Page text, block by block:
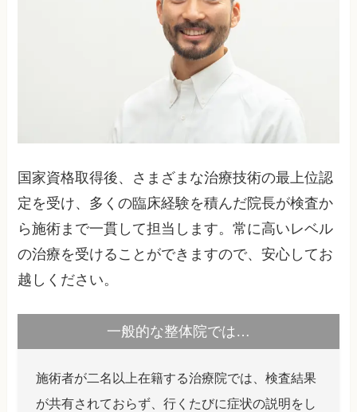
国家資格取得後、さまざまな治療技術の最上位認
定を受け、多くの臨床経験を積んだ院長が検査か
ら施術まで一貫して担当します。常に高いレベル
の治療を受けることができますので、安心してお
越しください。
一般的な整体院では…
施術者が二名以上在籍する治療院では、検査結果
が共有されておらず、行くたびに症状の説明をし